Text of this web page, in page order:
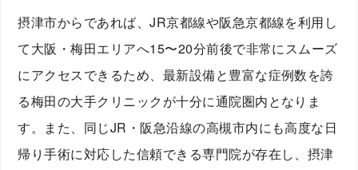
摂津市からであれば、JR京都線や阪急京都線を利用し
て大阪・梅田エリアへ15〜20分前後で非常にスムーズ
にアクセスできるため、最新設備と豊富な症例数を誇
る梅田の大手クリニックが十分に通院圏内となりま
す。また、同じJR・阪急沿線の高槻市内にも高度な日
帰り手術に対応した信頼できる専門院が存在し、摂津